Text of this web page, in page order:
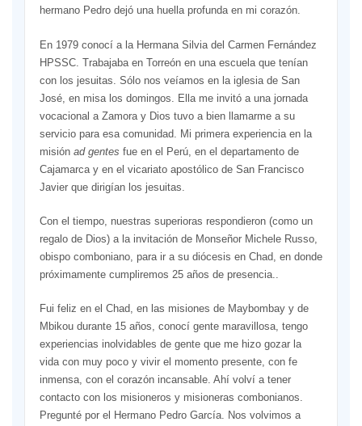
hermano Pedro dejó una huella profunda en mi corazón.
En 1979 conocí a la Hermana Silvia del Carmen Fernández
HPSSC. Trabajaba en Torreón en una escuela que tenían
con los jesuitas. Sólo nos veíamos en la iglesia de San
José, en misa los domingos. Ella me invitó a una jornada
vocacional a Zamora y Dios tuvo a bien llamarme a su
servicio para esa comunidad. Mi primera experiencia en la
misión ad gentes fue en el Perú, en el departamento de
Cajamarca y en el vicariato apostólico de San Francisco
Javier que dirigían los jesuitas.
Con el tiempo, nuestras superioras respondieron (como un
regalo de Dios) a la invitación de Monseñor Michele Russo,
obispo comboniano, para ir a su diócesis en Chad, en donde
próximamente cumpliremos 25 años de presencia..
Fui feliz en el Chad, en las misiones de Maybombay y de
Mbikou durante 15 años, conocí gente maravillosa, tengo
experiencias inolvidables de gente que me hizo gozar la
vida con muy poco y vivir el momento presente, con fe
inmensa, con el corazón incansable. Ahí volví a tener
contacto con los misioneros y misioneras combonianos.
Pregunté por el Hermano Pedro García. Nos volvimos a